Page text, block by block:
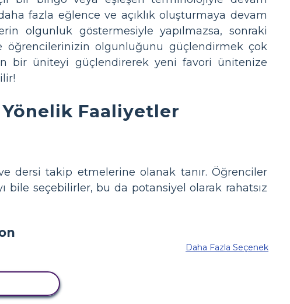
fazla eğlence ve açıklık oluşturmaya devam
olgunluk göstermesiyle yapılmazsa, sonraki
olgunluğunu güçlendirmek çok
bir üniteyi güçlendirerek yeni favori ünitenize
Faaliyetler
dersi takip etmelerine olanak tanır. Öğrenciler
seçebilirler, bu da potansiyel olarak rahatsız
Daha Fazla Seçenek